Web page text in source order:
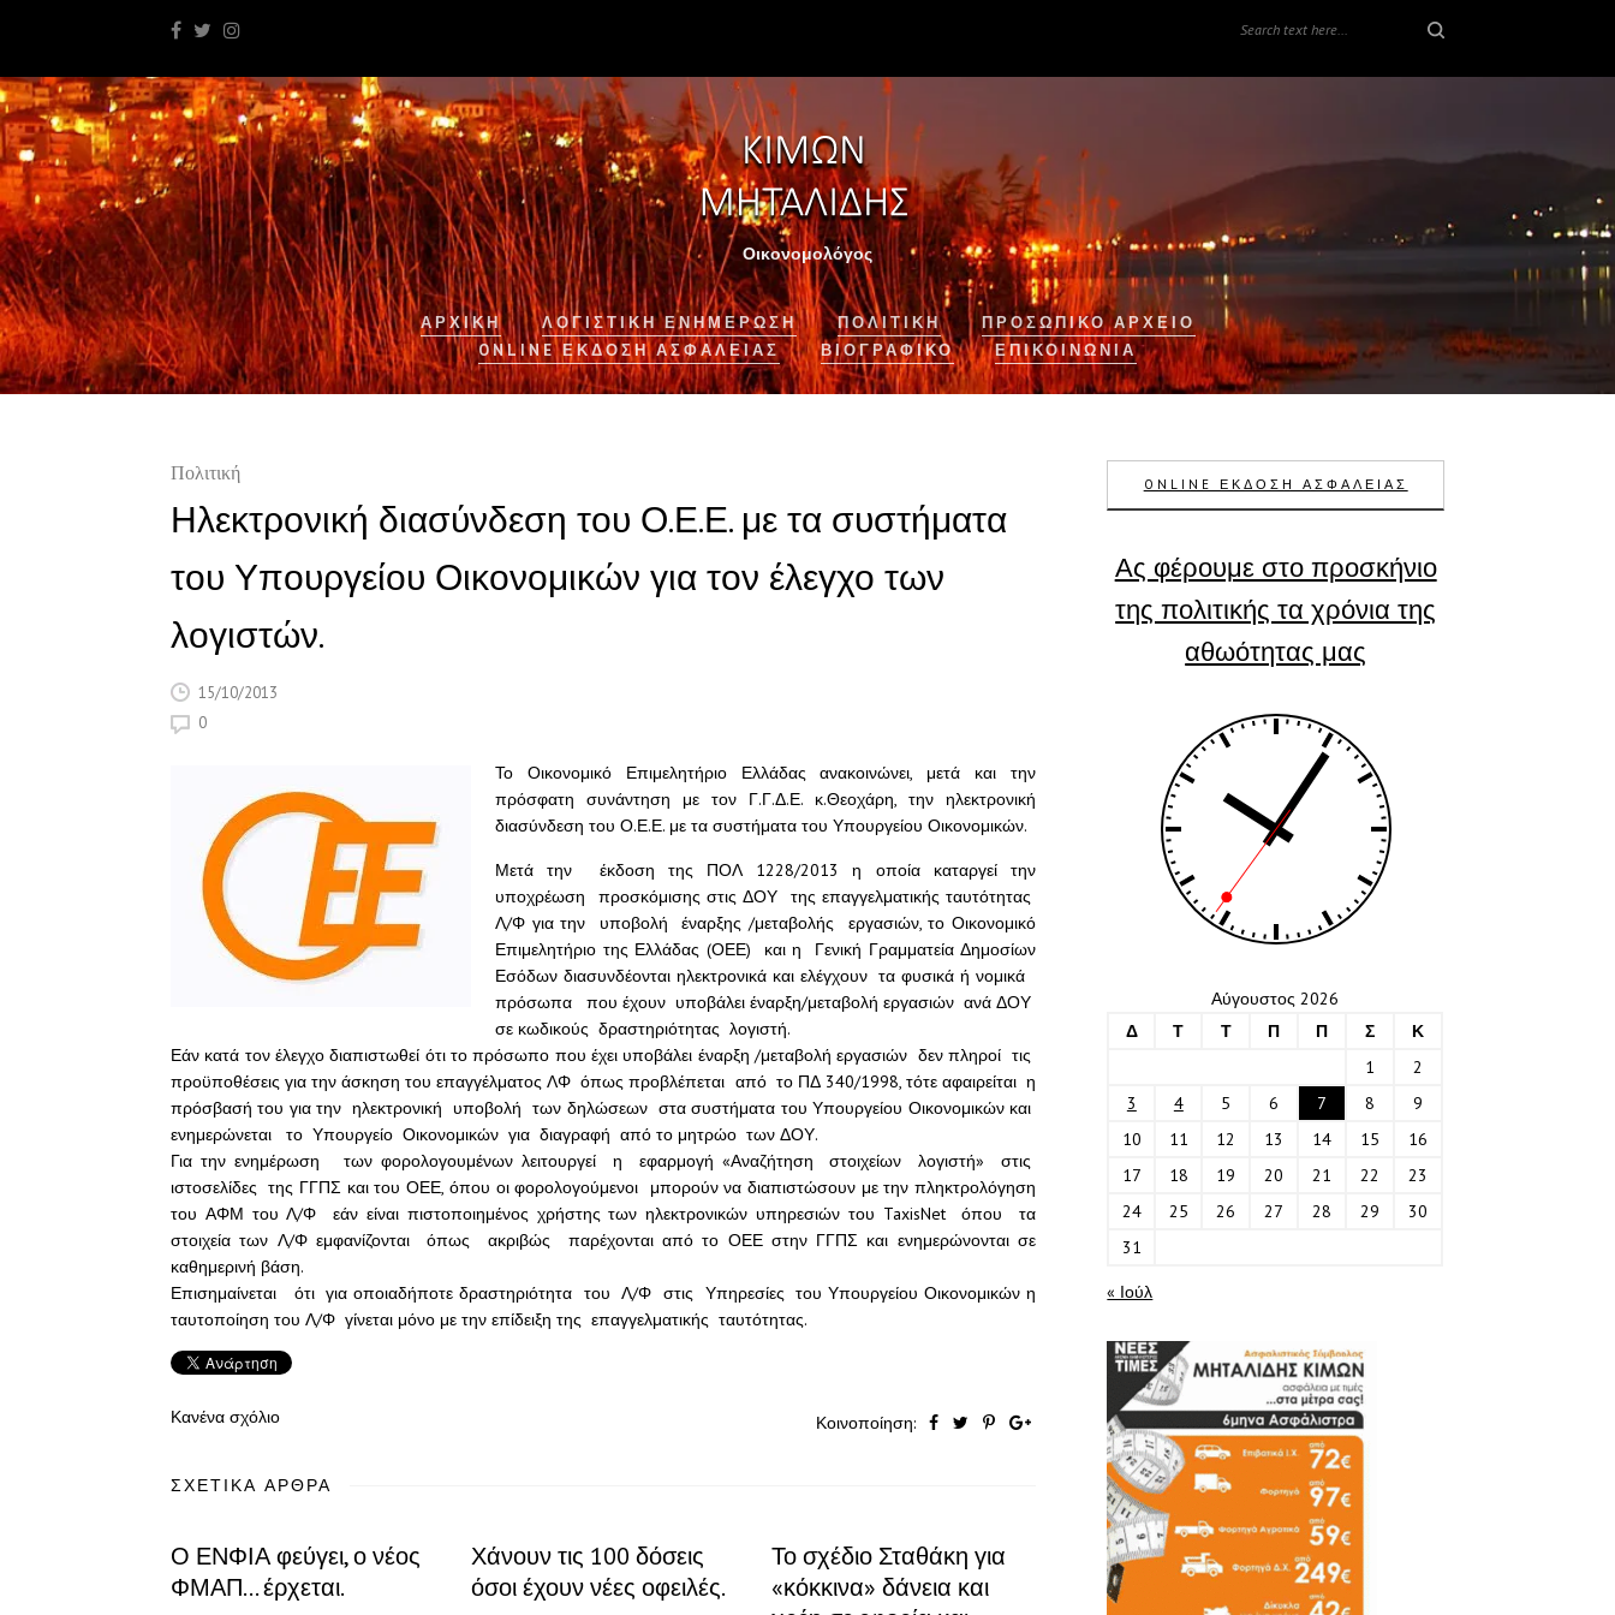
Οικονομολόγος
ΑΡΧΙΚΉ ΛΟΓΙΣΤΙΚΉ ΕΝΗΜΈΡΩΣΗ ΠΟΛΙΤΙΚΗ
ΠΡΟΣΩΠΙΚΟ ΑΡΧΕΙΟ
ONLINE ΈΚΔΟΣΗ ΑΣΦΆΛΕΙΑΣ
ΒΙΟΓΡΑΦΙΚΌ ΕΠΙΚΟΙΝΩΝΊΑ
Πολιτική
Ηλεκτρονική διασύνδεση του Ο.Ε.Ε. με τα συστήματα
του Υπουργείου Οικονομικών για τον έλεγχο των
λογιστών.
15/10/2013
0
Το Οικονομικό Επιμελητήριο Ελλάδας ανακοινώνει, μετά και την
πρόσφατη συνάντηση με τον Γ.Γ.Δ.Ε. κ.Θεοχάρη, την ηλεκτρονική
διασύνδεση του Ο.Ε.Ε. με τα συστήματα του Υπουργείου Οικονομικών.
Μετά την έκδοση της ΠΟΛ 1228/2013 η οποία καταργεί την
υποχρέωση προσκόμισης στις ΔΟΥ της επαγγελματικής ταυτότητας
Λ/Φ για την υποβολή έναρξης /μεταβολής εργασιών, το Οικονομικό
Επιμελητήριο της Ελλάδας (ΟΕΕ) και η Γενική Γραμματεία Δημοσίων
Εσόδων διασυνδέονται ηλεκτρονικά και ελέγχουν τα φυσικά ή νομικά
πρόσωπα που έχουν υποβάλει έναρξη/μεταβολή εργασιών ανά ΔΟΥ
σε κωδικούς δραστηριότητας λογιστή.
Εάν κατά τον έλεγχο διαπιστωθεί ότι το πρόσωπο που έχει υποβάλει έναρξη /μεταβολή εργασιών δεν πληροί τις
προϋποθέσεις για την άσκηση του επαγγέλματος ΛΦ όπως προβλέπεται από το ΠΔ 340/1998, τότε αφαιρείται η
πρόσβασή του για την ηλεκτρονική υποβολή των δηλώσεων στα συστήματα του Υπουργείου Οικονομικών και
ενημερώνεται το Υπουργείο Οικονομικών για διαγραφή από το μητρώο των ΔΟΥ.
Για την ενημέρωση των φορολογουμένων λειτουργεί η εφαρμογή «Αναζήτηση στοιχείων λογιστή» στις
ιστοσελίδες της ΓΓΠΣ και του ΟΕΕ, όπου οι φορολογούμενοι μπορούν να διαπιστώσουν με την πληκτρολόγηση
του ΑΦΜ του Λ/Φ εάν είναι πιστοποιημένος χρήστης των ηλεκτρονικών υπηρεσιών του TaxisNet όπου τα
στοιχεία των Λ/Φ εμφανίζονται όπως ακριβώς παρέχονται από το ΟΕΕ στην ΓΓΠΣ και ενημερώνονται σε
καθημερινή βάση.
Επισημαίνεται ότι για οποιαδήποτε δραστηριότητα του Λ/Φ στις Υπηρεσίες του Υπουργείου Οικονομικών η
ταυτοποίηση του Λ/Φ γίνεται μόνο με την επίδειξη της επαγγελματικής ταυτότητας.
Κανένα σχόλιο Κοινοποίηση:
ΣΧΕΤΙΚΆ ΆΡΘΡΑ
Ο ΕΝΦΙΑ φεύγει, ο νέος
ΦΜΑΠ… έρχεται.
Χάνουν τις 100 δόσεις
όσοι έχουν νέες οφειλές.
Το σχέδιο Σταθάκη για
«κόκκινα» δάνεια και
ONLINE ΕΚΔΟΣΗ ΑΣΦΑΛΕΙΑΣ
Ας φέρουμε στο προσκήνιο
της πολιτικής τα χρόνια της
αθωότητας μας
Αύγουστος 2026
Δ
Τ Τ Π Π Σ
Κ
1
2
3
4 5 6 7 8
9
10
11 12 13 14 15
16
17
18 19 20 21 22
23
24
25 26 27 28 29
30
31
« Ιούλ